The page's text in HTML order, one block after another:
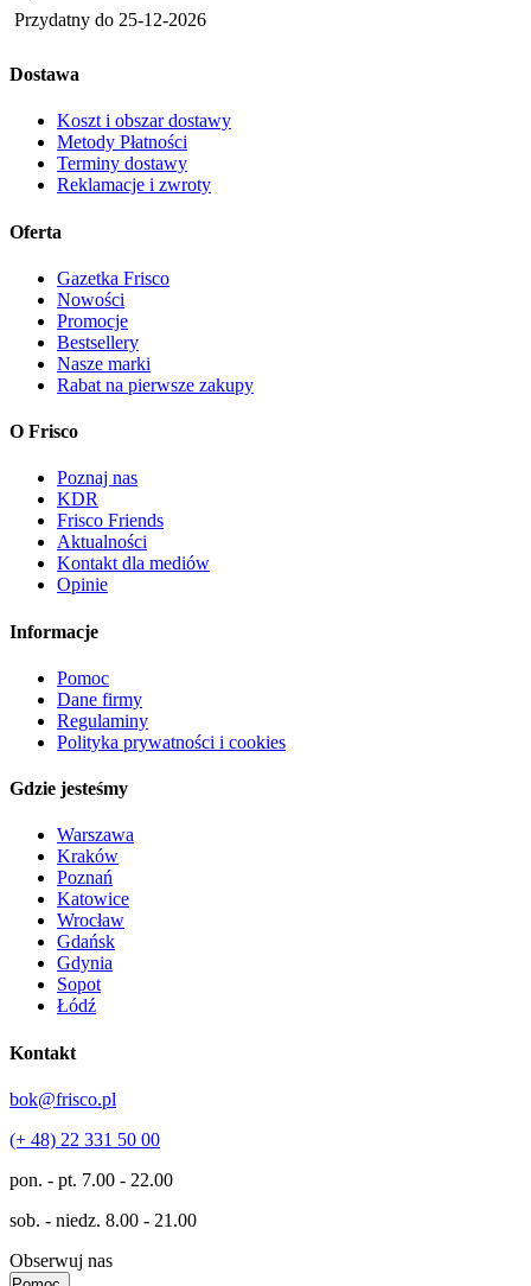
Przydatny do 25-12-2026
Dostawa
Koszt i obszar dostawy
Metody Płatności
Terminy dostawy
Reklamacje i zwroty
Oferta
Gazetka Frisco
Nowości
Promocje
Bestsellery
Nasze marki
Rabat na pierwsze zakupy
O Frisco
Poznaj nas
KDR
Frisco Friends
Aktualności
Kontakt dla mediów
Opinie
Informacje
Pomoc
Dane firmy
Regulaminy
Polityka prywatności i cookies
Gdzie jesteśmy
Warszawa
Kraków
Poznań
Katowice
Wrocław
Gdańsk
Gdynia
Sopot
Łódź
Kontakt
bok@frisco.pl
(+ 48) 22 331 50 00
pon. - pt. 7.00 - 22.00
sob. - niedz. 8.00 - 21.00
Obserwuj nas